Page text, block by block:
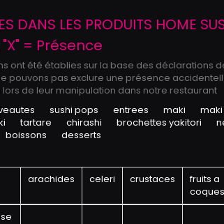
DANS LES PRODUITS HOME
= Présence
ont été établies sur la base des déclarations
pouvons pas exclure une présence
lors de leur manipulation dans notre restaurant
sushi pops entrees maki
tartare chirashi brochettes yakitori
boissons desserts
arachides celeri crustaces
fruits a
coques